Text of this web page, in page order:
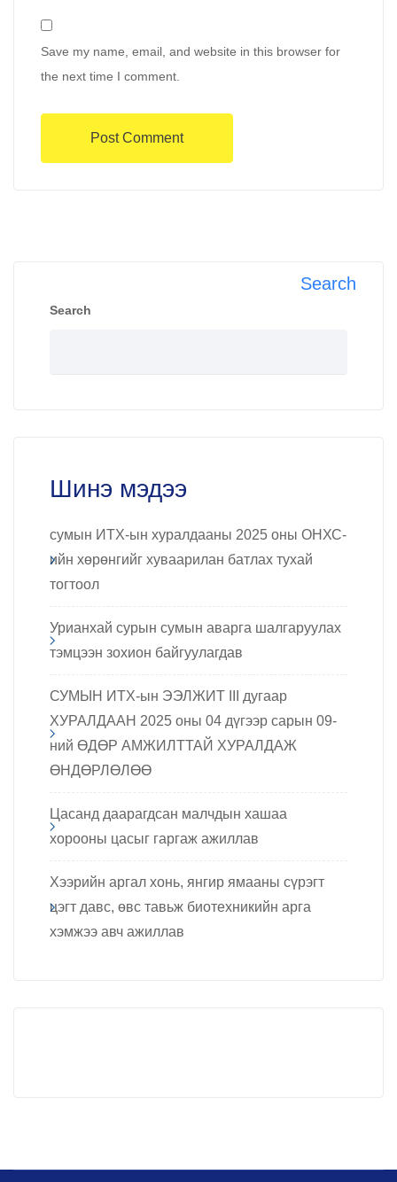
Save my name, email, and website in this browser for
the next time I comment.
Search
Search
Шинэ мэдээ
сумын ИТХ-ын хуралдааны 2025 оны ОНХС-
ийн хөрөнгийг хуваарилан батлах тухай
тогтоол
Урианхай сурын сумын аварга шалгаруулах
тэмцээн зохион байгуулагдав
СУМЫН ИТХ-ын ЭЭЛЖИТ III дугаар
ХУРАЛДААН 2025 оны 04 дүгээр сарын 09-
ний ӨДӨР АМЖИЛТТАЙ ХУРАЛДАЖ
ӨНДӨРЛӨЛӨӨ
Цасанд даарагдсан малчдын хашаа
хорооны цасыг гаргаж ажиллав
Хээрийн аргал хонь, янгир ямааны сүрэгт
цэгт давс, өвс тавьж биотехникийн арга
хэмжээ авч ажиллав